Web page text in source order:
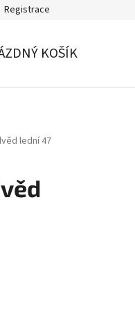
Registrace
KOŠÍK
lední 47